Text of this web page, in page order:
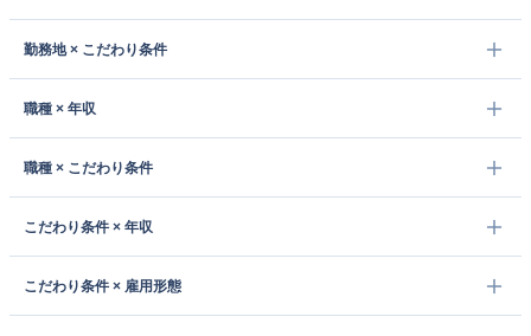
勤務地 × こだわり条件
職種 × 年収
職種 × こだわり条件
こだわり条件 × 年収
こだわり条件 × 雇用形態